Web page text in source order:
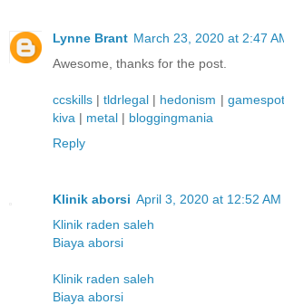
Lynne Brant March 23, 2020 at 2:47
Awesome, thanks for the post.
ccskills |tldrlegal | hedonism | gamespot
kiva | metal | bloggingmania
Reply
Klinik aborsi April 3, 2020 at 12:52 AM
Klinik raden saleh
Biaya aborsi
Klinik raden saleh
Biaya aborsi